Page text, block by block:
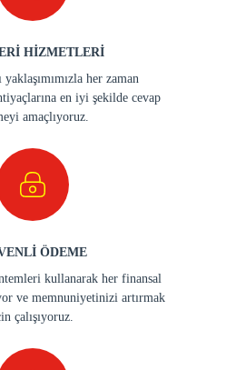
HİZMETLERİ
her zaman
en iyi şekilde cevap
amaçlıyoruz.
ÖDEME
kullanarak her finansal
ve memnuniyetinizi artırmak
çalışıyoruz.